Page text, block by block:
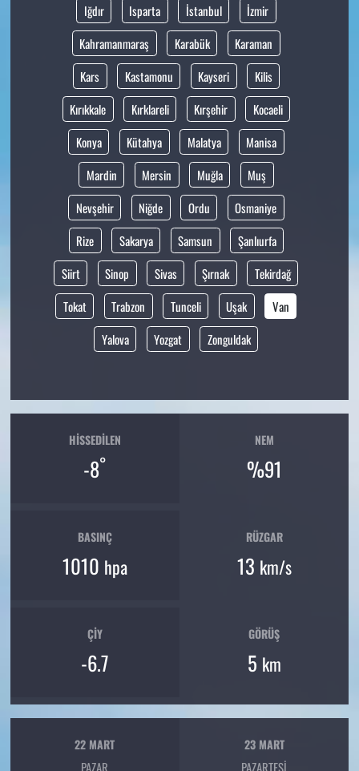
Iğdır
Isparta İstanbul
İzmir
Kahramanmaraş
Karabük
Karaman
Kars
Kastamonu Kayseri
Kilis
Kırıkkale
Kırklareli Kırşehir
Kocaeli
Konya
Kütahya Malatya
Manisa
Mardin
Mersin Muğla
Muş
Nevşehir
Niğde Ordu
Osmaniye
Rize
Sakarya Samsun
Şanlıurfa
Siirt
Sinop Sivas Şırnak
Tekirdağ
Tokat
Trabzon Tunceli Uşak
Van
Yalova
Yozgat Zonguldak
HISSEDILEN
-8°
NEM
%91
BASINÇ
1010 hpa
RÜZGAR
13 km/s
ÇIY
-6.7
GÖRÜŞ
5 km
22 MART
PAZAR
23 MART
PAZARTESI